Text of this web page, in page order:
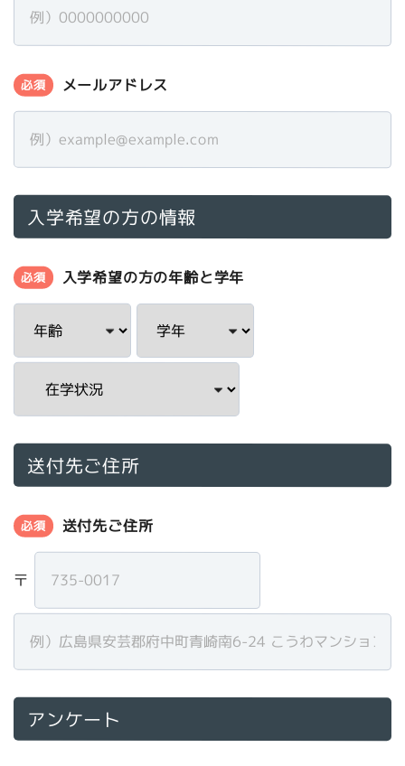
必須 メールアドレス
入学希望の方の情報
必須 入学希望の方の年齢と学年
送付先ご住所
必須 送付先ご住所
〒
アンケート